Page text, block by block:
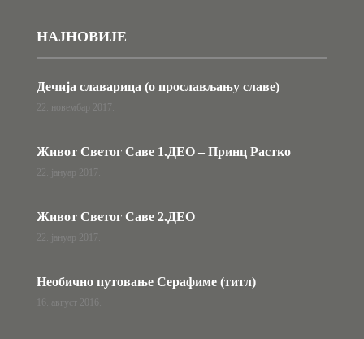
НАЈНОВИЈЕ
Дечија славарица (о прослављању славе)
22. новембар 2017.
Живот Светог Саве 1.ДЕО – Принц Растко
22. јануар 2017.
Живот Светог Саве 2.ДЕО
22. јануар 2017.
Необично путовање Серафиме (титл)
16. август 2016.